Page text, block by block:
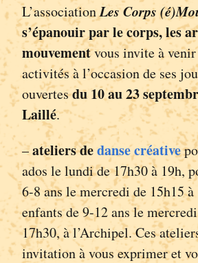
L’associationLes Corps
s’épanouir par le corps, les
mouvementvous invite à
activités à l’occasion de ses
ouvertesdu 10 au 23
Laillé.
–ateliers dedanse créative
ados le lundi de 17h30 à 19h,
6-8 ans le mercredi de 15h15
enfants de 9-12 ans le
17h30, à l’Archipel. Ces
invitation à vous exprimer et